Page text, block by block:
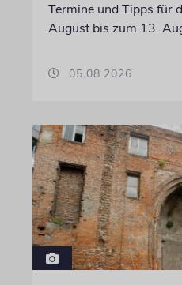
Termine und Tipps für
August bis zum 13.
05.08.2026